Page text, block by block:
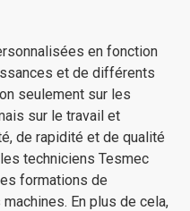
en fonction
et de différents
seulement sur les
sur le travail et
de rapidité et de qualité
techniciens Tesmec
formations de
En plus de cela,